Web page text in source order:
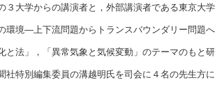
３大学からの講演者と，外部講演者である東京大
環境―上下流問題からトランスバウンダリー問題
と法」，「異常気象と気候変動」のテーマのもと研
社特別編集委員の溝越明氏を司会に４名の先生方